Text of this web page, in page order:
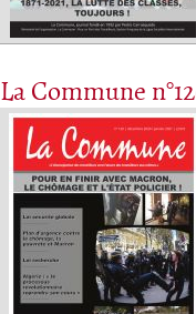
La Commune